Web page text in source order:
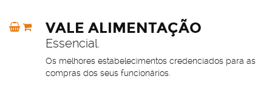
VALE ALIMENTAÇÃO
Essencial.
Os melhores estabelecimentos credenciados para as
compras dos seus funcionários.